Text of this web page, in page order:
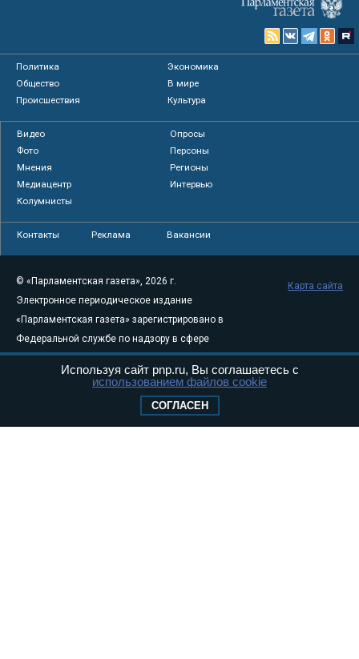
Политика
Экономика
Общество
В мире
Происшествия
Культура
Видео
Опросы
Фото
Персоны
Мнения
Регионы
Медиацентр
Интервью
Колумнисты
Контакты Реклама Вакансии
© «Парламентская газета», 2026 г.
Электронное периодическое издание
«Парламентская газета» зарегистрировано в
Федеральной службе по надзору в сфере
связи, информационных технологий и
массовых коммуникаций (Роскомнадзор) 05
Свидетельство о регистрации Эл № ФС77-
Карта сайта
Используя сайт pnp.ru, Вы соглашаетесь с
использованием файлов cookie
СОГЛАСЕН